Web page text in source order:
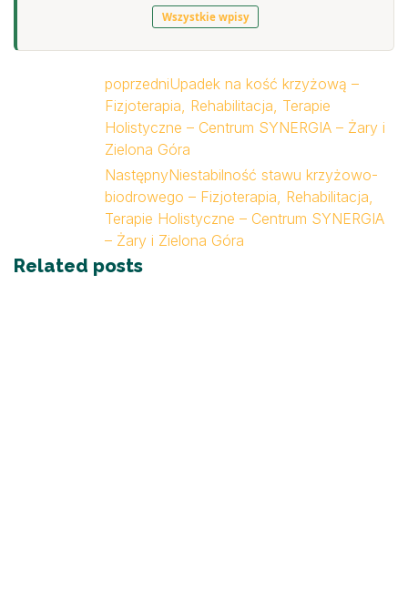
Wszystkie wpisy
poprzedniUpadek na kość krzyżową –
Fizjoterapia, Rehabilitacja, Terapie
Holistyczne – Centrum SYNERGIA – Żary i
Zielona Góra
NastępnyNiestabilność stawu krzyżowo-
biodrowego – Fizjoterapia, Rehabilitacja,
Terapie Holistyczne – Centrum SYNERGIA
– Żary i Zielona Góra
Related posts